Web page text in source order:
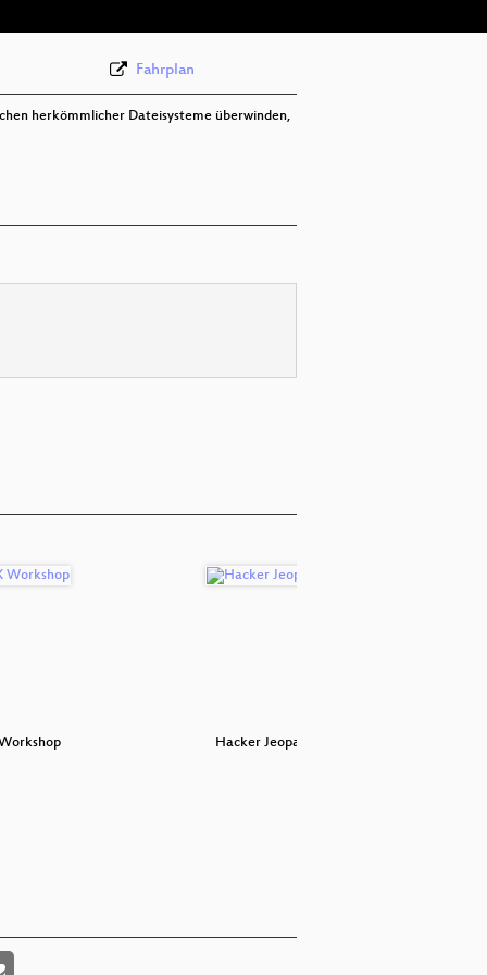
Fahrplan
herkömmlicher Dateisysteme überwinden,
Hacker Jeopardy